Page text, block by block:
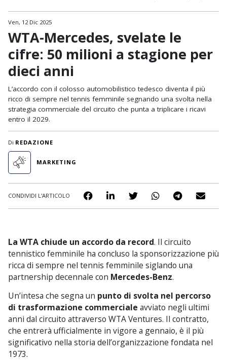
Ven, 12 Dic 2025
WTA-Mercedes, svelate le
cifre: 50 milioni a stagione per
dieci anni
L’accordo con il colosso automobilistico tedesco diventa il più
ricco di sempre nel tennis femminile segnando una svolta nella
strategia commerciale del circuito che punta a triplicare i ricavi
entro il 2029.
Di REDAZIONE
MARKETING
CONDIVIDI L'ARTICOLO
La WTA chiude un accordo da record. Il circuito
tennistico femminile ha concluso la sponsorizzazione più
ricca di sempre nel tennis femminile siglando una
partnership decennale con Mercedes-Benz.
Un’intesa che segna un punto di svolta nel percorso
di trasformazione commerciale avviato negli ultimi
anni dal circuito attraverso WTA Ventures. Il contratto,
che entrerà ufficialmente in vigore a gennaio, è il più
significativo nella storia dell’organizzazione fondata nel
1973.